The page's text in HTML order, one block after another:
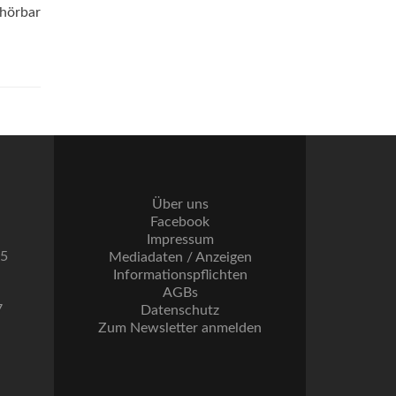
Über uns
Facebook
Impressum
Mediadaten / Anzeigen
Informationspflichten
AGBs
Datenschutz
Zum Newsletter anmelden